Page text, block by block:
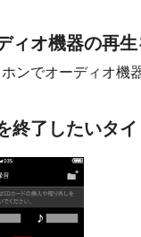
ィオ機器の再生
ンでオーディオ機
終了したいタイ